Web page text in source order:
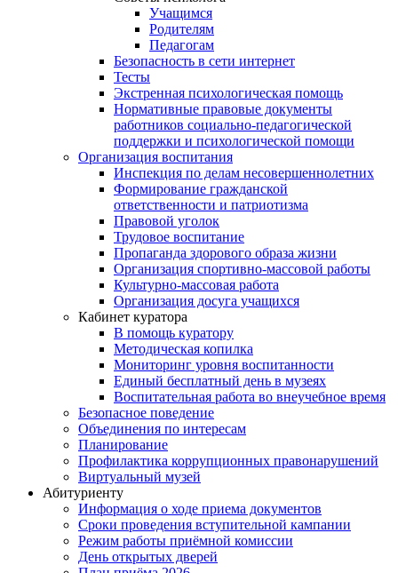
Учащимся
Родителям
Педагогам
Безопасность в сети интернет
Тесты
Экстренная психологическая помощь
Нормативные правовые документы
работников социально-педагогической
поддержки и психологической помощи
Организация воспитания
Инспекция по делам несовершеннолетних
Формирование гражданской
ответственности и патриотизма
Правовой уголок
Трудовое воспитание
Пропаганда здорового образа жизни
Организация спортивно-массовой работы
Культурно-массовая работа
Организация досуга учащихся
Кабинет куратора
В помощь куратору
Методическая копилка
Мониторинг уровня воспитанности
Единый бесплатный день в музеях
Воспитательная работа во внеучебное время
Безопасное поведение
Объединения по интересам
Планирование
Профилактика коррупционных правонарушений
Виртуальный музей
Абитуриенту
Информация о ходе приема документов
Сроки проведения вступительной кампании
Режим работы приёмной комиссии
День открытых дверей